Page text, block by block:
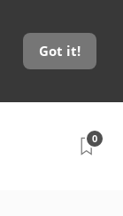
Got it!
0